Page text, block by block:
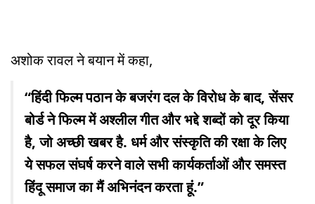
अशोक रावल ने बयान में कहा,
“हिंदी फिल्म पठान के बजरंग दल के विरोध के बाद, सेंसर
बोर्ड ने फिल्म में अश्लील गीत और भद्दे शब्दों को दूर किया
है, जो अच्छी खबर है. धर्म और संस्कृति की रक्षा के लिए
ये सफल संघर्ष करने वाले सभी कार्यकर्ताओं और समस्त
हिंदू समाज का मैं अभिनंदन करता हूं.”